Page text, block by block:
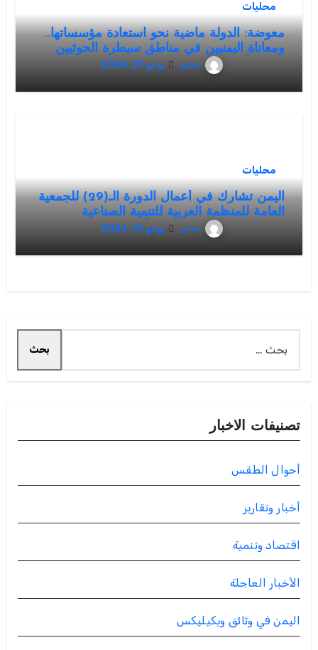
محليات
معوضة: الدولة ماضية نحو استعادة مؤسساتها..
ومعاناة اليمنيين في مناطق سيطرة الحوثيين
تتصدر أولويات القيادة الشرعية
مدير يوليو 21, 2026
محليات
اليمن تشارك في أعمال الدورة الـ(29) للجمعية
العامة للمنظمة العربية للتنمية الصناعية
والتقييس والتعدين بوفد يرأسه وزير الصناعة
مدير يوليو 16, 2026
عن:
تصنيفات الاخبار
أحوال الطقس
أخبار وتقارير
اقتصاد وتنمية
الأخبار العاجلة
اليمن في وثائق ويكيليكس